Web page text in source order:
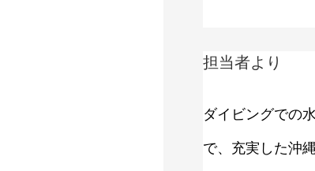
担当者より
ダイビングでの
で、充実した沖